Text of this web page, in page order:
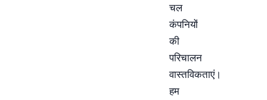
चल
कंपनियों
की
परिचालन
वास्तविकताएं।
हम